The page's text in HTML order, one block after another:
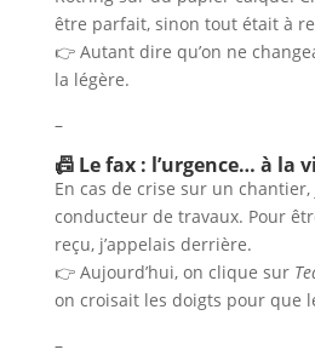
être parfait, sinon tout était à
👉 Autant dire qu’on ne
la légère.
–
📠 Le fax : l’urgence… à la
En cas de crise sur un chantier,
conducteur de travaux. Pour
reçu, j’appelais derrière.
👉 Aujourd’hui, on clique sur
on croisait les doigts pour que
–